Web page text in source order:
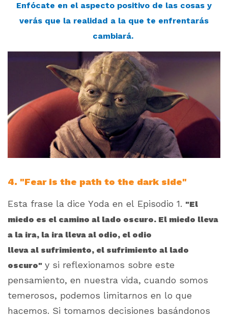
Enfócate en el aspecto positivo de las cosas y
verás que la realidad a la que te enfrentarás
cambiará.
4. "Fear is the path to the dark side"
Esta frase la dice Yoda en el Episodio 1. "El
miedo es el camino al lado oscuro. El miedo lleva
a la ira, la ira lleva al odio, el odio
lleva al sufrimiento, el sufrimiento al lado
oscuro" y si reflexionamos sobre este
pensamiento, en nuestra vida, cuando somos
temerosos, podemos limitarnos en lo que
hacemos. Si tomamos decisiones basándonos